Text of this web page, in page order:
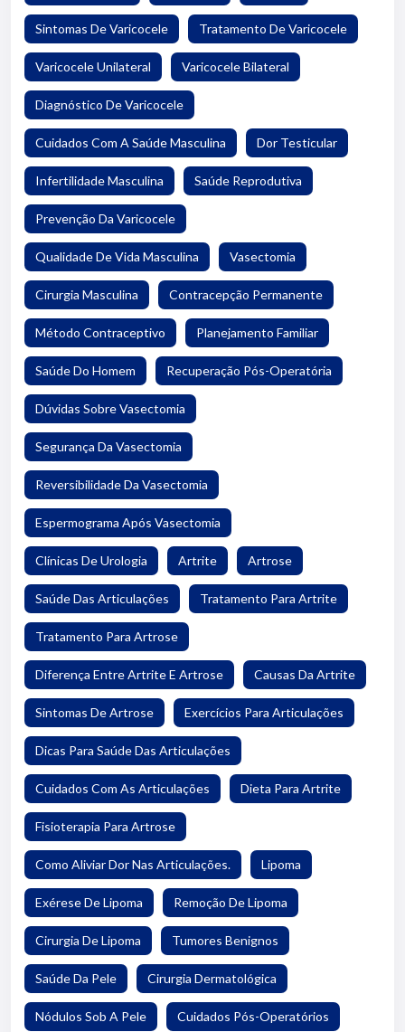
Sintomas De Varicocele Tratamento De Varicocele
Varicocele Unilateral Varicocele Bilateral
Diagnóstico De Varicocele
Cuidados Com A Saúde Masculina Dor Testicular
Infertilidade Masculina Saúde Reprodutiva
Prevenção Da Varicocele
Qualidade De Vida Masculina Vasectomia
Cirurgia Masculina Contracepção Permanente
Método Contraceptivo Planejamento Familiar
Saúde Do Homem Recuperação Pós-Operatória
Dúvidas Sobre Vasectomia
Segurança Da Vasectomia
Reversibilidade Da Vasectomia
Espermograma Após Vasectomia
Clínicas De Urologia Artrite Artrose
Saúde Das Articulações Tratamento Para Artrite
Tratamento Para Artrose
Diferença Entre Artrite E Artrose Causas Da Artrite
Sintomas De Artrose Exercícios Para Articulações
Dicas Para Saúde Das Articulações
Cuidados Com As Articulações Dieta Para Artrite
Fisioterapia Para Artrose
Como Aliviar Dor Nas Articulações. Lipoma
Exérese De Lipoma Remoção De Lipoma
Cirurgia De Lipoma Tumores Benignos
Saúde Da Pele Cirurgia Dermatológica
Nódulos Sob A Pele Cuidados Pós-Operatórios